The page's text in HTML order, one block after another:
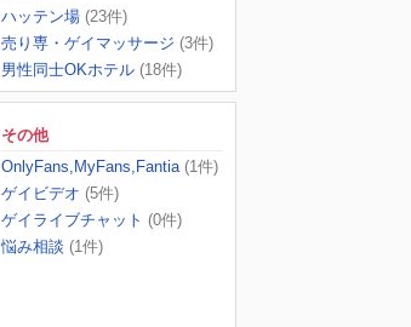
ハッテン場 (23件)
売り専・ゲイマッサージ (3件)
男性同士OKホテル (18件)
その他
OnlyFans,MyFans,Fantia (1件)
ゲイビデオ (5件)
ゲイライブチャット (0件)
悩み相談 (1件)